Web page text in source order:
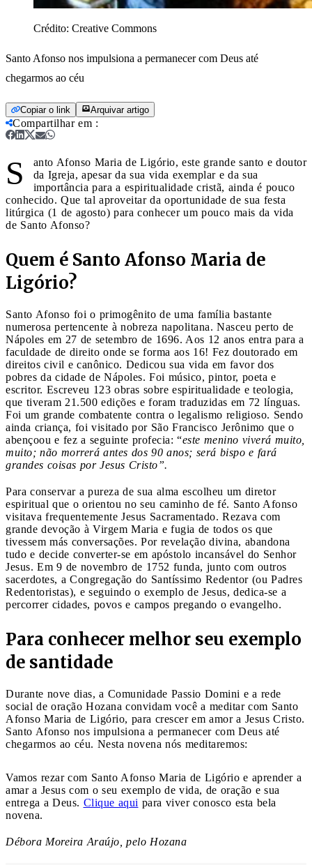
Crédito: Creative Commons
Santo Afonso nos impulsiona a permanecer com Deus até
chegarmos ao céu
Copiar o link Arquivar artigo
Compartilhar em :
S
anto Afonso Maria de Ligório, este grande santo e doutor
da Igreja, apesar da sua vida exemplar e da sua
importância para a espiritualidade cristã, ainda é pouco
conhecido. Que tal aproveitar da oportunidade de sua festa
litúrgica (1 de agosto) para conhecer um pouco mais da vida
de Santo Afonso?
Quem é Santo Afonso Maria de
Ligório?
Santo Afonso foi o primogênito de uma família bastante
numerosa pertencente à nobreza napolitana. Nasceu perto de
Nápoles em 27 de setembro de 1696. Aos 12 anos entra para a
faculdade de direito onde se forma aos 16! Fez doutorado em
direitos civil e canônico. Dedicou sua vida em favor dos
pobres da cidade de Nápoles. Foi músico, pintor, poeta e
escritor. Escreveu 123 obras sobre espiritualidade e teologia,
que tiveram 21.500 edições e foram traduzidas em 72 línguas.
Foi um grande combatente contra o legalismo religioso. Sendo
ainda criança, foi visitado por São Francisco Jerônimo que o
abençoou e fez a seguinte profecia: “este menino viverá muito,
muito; não morrerá antes dos 90 anos; será bispo e fará
grandes coisas por Jesus Cristo”.
Para conservar a pureza de sua alma escolheu um diretor
espiritual que o orientou no seu caminho de fé. Santo Afonso
visitava frequentemente Jesus Sacramentado. Rezava com
grande devoção à Virgem Maria e fugia de todos os que
tivessem más conversações. Por revelação divina, abandona
tudo e decide converter-se em apóstolo incansável do Senhor
Jesus. Em 9 de novembro de 1752 funda, junto com outros
sacerdotes, a Congregação do Santíssimo Redentor (ou Padres
Redentoristas), e seguindo o exemplo de Jesus, dedica-se a
percorrer cidades, povos e campos pregando o evangelho.
Para conhecer melhor seu exemplo
de santidade
Durante nove dias, a Comunidade Passio Domini e a rede
social de oração Hozana convidam você a meditar com Santo
Afonso Maria de Ligório, para crescer em amor a Jesus Cristo.
Santo Afonso nos impulsiona a permanecer com Deus até
chegarmos ao céu. Nesta novena nós meditaremos:
Vamos rezar com Santo Afonso Maria de Ligório e aprender a
amar a Jesus com o seu exemplo de vida, de oração e sua
entrega a Deus. Clique aqui para viver conosco esta bela
novena.
Débora Moreira Araújo, pelo Hozana